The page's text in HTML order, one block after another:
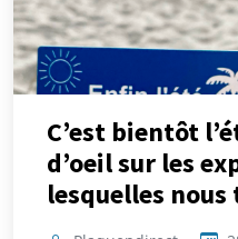
C’est bientôt
d’oeil sur les
lesquelles